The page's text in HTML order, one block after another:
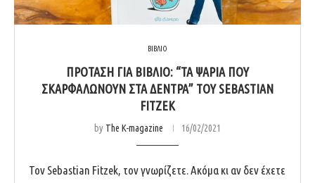
ΒΙΒΛΙΟ
ΠΡΌΤΑΣΗ ΓΙΑ ΒΙΒΛΊΟ: “ΤΑ ΨΆΡΙΑ ΠΟΥ
ΣΚΑΡΦΑΛΏΝΟΥΝ ΣΤΑ ΔΈΝΤΡΑ” ΤΟΥ SEBASTIAN
FITZEK
by The K-magazine 16/02/2021
Τον Sebastian Fitzek, τον γνωρίζετε. Ακόμα κι αν δεν έχετε